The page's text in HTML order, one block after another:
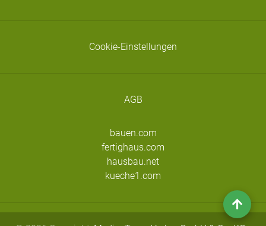
Cookie-Einstellungen
AGB
bauen.com
fertighaus.com
hausbau.net
kueche1.com